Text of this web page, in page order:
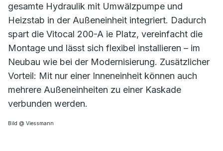
gesamte Hydraulik mit Umwälzpumpe und
Heizstab in der Außeneinheit integriert. Dadurch
spart die Vitocal 200-A ie Platz, vereinfacht die
Montage und lässt sich flexibel installieren – im
Neubau wie bei der Modernisierung. Zusätzlicher
Vorteil: Mit nur einer Inneneinheit können auch
mehrere Außeneinheiten zu einer Kaskade
verbunden werden.
Bild @ Viessmann